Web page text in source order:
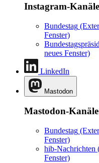
Instagram-Kanäle
Bundestag
Fenster)
neues Fenster)
LinkedIn
Mastodon
Mastodon-Kanäle
Bundestag
Fenster)
hib-Nachrichten
Fenster)